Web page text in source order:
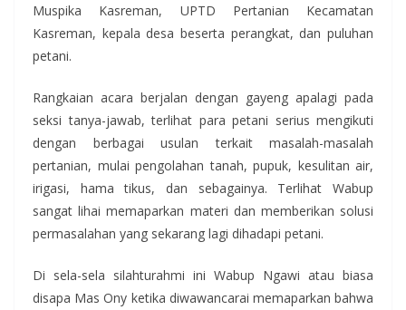
Muspika Kasreman, UPTD Pertanian Kecamatan
Kasreman, kepala desa beserta perangkat, dan puluhan
petani.
Rangkaian acara berjalan dengan gayeng apalagi pada
seksi tanya-jawab, terlihat para petani serius mengikuti
dengan berbagai usulan terkait masalah-masalah
pertanian, mulai pengolahan tanah, pupuk, kesulitan air,
irigasi, hama tikus, dan sebagainya. Terlihat Wabup
sangat lihai memaparkan materi dan memberikan solusi
permasalahan yang sekarang lagi dihadapi petani.
Di sela-sela silahturahmi ini Wabup Ngawi atau biasa
disapa Mas Ony ketika diwawancarai memaparkan bahwa